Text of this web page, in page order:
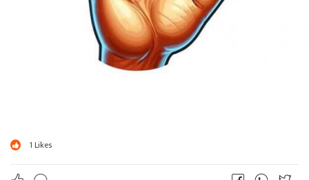
1 Likes